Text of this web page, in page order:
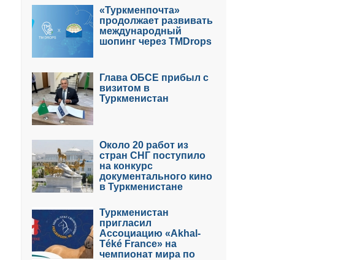
«Туркменпочта»
продолжает развивать
международный
шопинг через TMDrops
Глава ОБСЕ прибыл с
визитом в
Туркменистан
Около 20 работ из
стран СНГ поступило
на конкурс
документального кино
в Туркменистане
Туркменистан
пригласил
Ассоциацию «Akhal-
Téké France» на
чемпионат мира по